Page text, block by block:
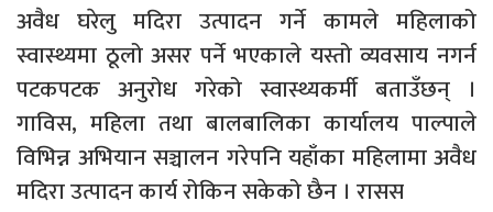
अवैध घरेलु मदिरा उत्पादन गर्ने कामले महिलाको
स्वास्थ्यमा ठूलो असर पर्ने भएकाले यस्तो व्यवसाय नगर्न
पटकपटक अनुरोध गरेको स्वास्थ्यकर्मी बताउँछन् ।
गाविस, महिला तथा बालबालिका कार्यालय पाल्पाले
विभिन्न अभियान सञ्चालन गरेपनि यहाँका महिलामा अवैध
मदिरा उत्पादन कार्य रोकिन सकेको छैन । रासस